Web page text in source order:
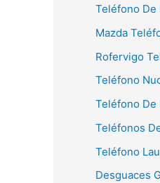
:
Teléfono
Mazda
Rofervigo
Teléfono
Teléfono
Teléfonos
Teléfono
Desguaces